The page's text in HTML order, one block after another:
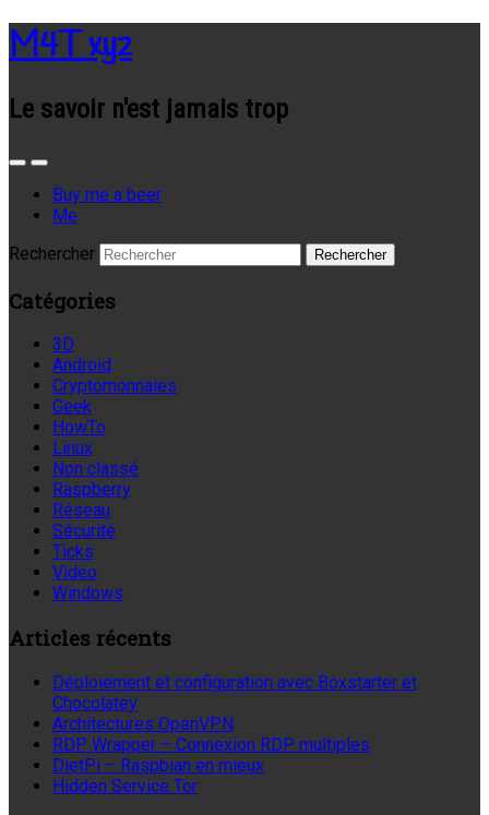
M4T xyz
Le savoir n'est jamais trop
Buy me a beer
Me
Rechercher
Catégories
3D
Android
Cryptomonnaies
Geek
HowTo
Linux
Non classé
Raspberry
Réseau
Sécurité
Ticks
Video
Windows
Articles récents
Déploiement et configuration avec Boxstarter et
Chocolatey
Architectures OpenVPN
RDP Wrapper – Connexion RDP multiples
DietPi – Raspbian en mieux
Hidden Service Tor